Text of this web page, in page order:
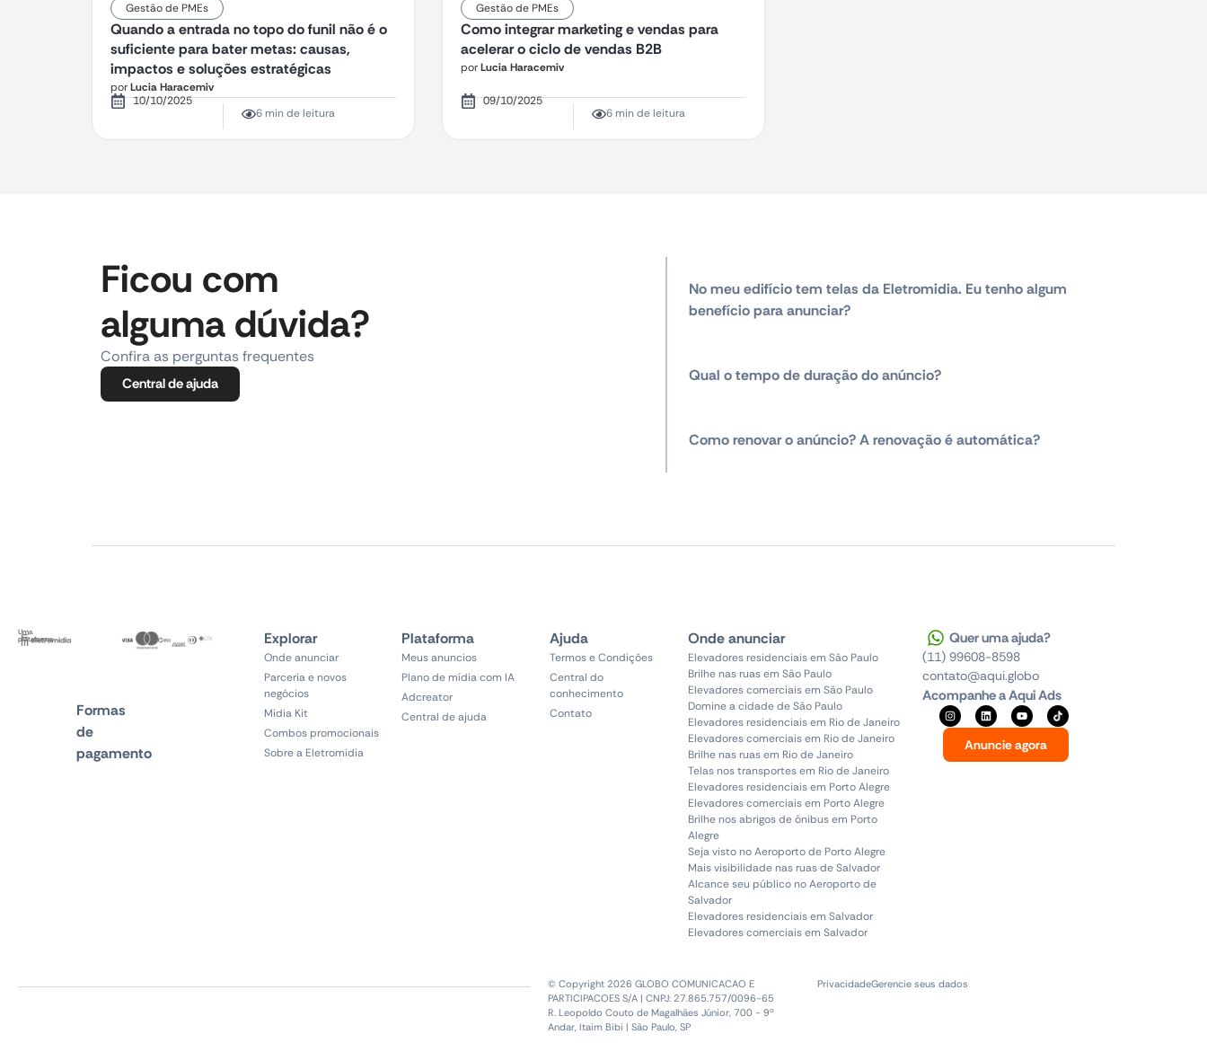
Gestão de PMEs
Quando a entrada no topo do funil não é o
suficiente para bater metas: causas,
impactos e soluções estratégicas
porLucia Haracemiv
10/10/2025
6 min de leitura
Gestão de PMEs
Como integrar marketing e vendas para
acelerar o ciclo de vendas B2B
porLucia Haracemiv
09/10/2025
6 min de leitura
Ficou com
alguma dúvida?
Confira as perguntas frequentes
Central de ajuda
No meu edifício tem telas da Eletromidia. Eu tenho algum
benefício para anunciar?
Qual o tempo de duração do anúncio?
Como renovar o anúncio? A renovação é automática?
Uma
plataforma
Formas
de
pagamento
Explorar
Onde anunciar
Parceria e novos
negócios
Midia Kit
Combos promocionais
Sobre a Eletromidia
Plataforma
Meus anuncios
Plano de mídia com IA
Adcreator
Central de ajuda
Ajuda
Termos e Condições
Central do
conhecimento
Contato
Onde anunciar
Elevadores residenciais em São Paulo
Brilhe nas ruas em São Paulo
Elevadores comerciais em São Paulo
Domine a cidade de São Paulo
Elevadores residenciais em Rio de Janeiro
Elevadores comerciais em Rio de Janeiro
Brilhe nas ruas em Rio de Janeiro
Telas nos transportes em Rio de Janeiro
Elevadores residenciais em Porto Alegre
Elevadores comerciais em Porto Alegre
Brilhe nos abrigos de ônibus em Porto
Alegre
Seja visto no Aeroporto de Porto Alegre
Mais visibilidade nas ruas de Salvador
Alcance seu público no Aeroporto de
Salvador
Elevadores residenciais em Salvador
Elevadores comerciais em Salvador
Quer uma ajuda?
(11) 99608-8598
contato@aqui.globo
Acompanhe a Aqui Ads
Anuncie agora
© Copyright 2026 GLOBO COMUNICACAO E
PARTICIPACOES S/A | CNPJ: 27.865.757/0096-65
R. Leopoldo Couto de Magalhães Júnior, 700 - 9º
Andar, Itaim Bibi | São Paulo, SP
PrivacidadeGerencie seus dados